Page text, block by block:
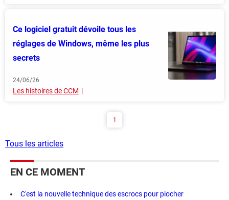
Ce logiciel gratuit dévoile tous les
réglages de Windows, même les plus
secrets
24/06/26
Les histoires de CCM
1
Tous les articles
EN CE MOMENT
C'est la nouvelle technique des escrocs pour piocher